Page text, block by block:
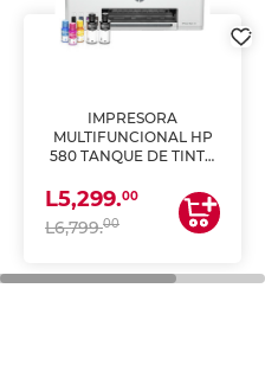
IMPRESORA
MULTIFUNCIONAL HP
580 TANQUE DE TINTA
ESCANEA)
L5,299.00
L6,799.00